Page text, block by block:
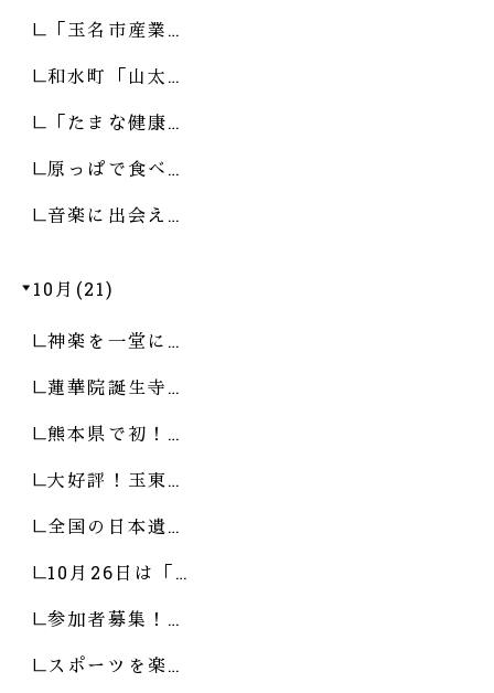
「玉名市産業…
和水町「山太…
「たまな健康…
原っぱで食べ…
音楽に出会え…
10月(21)
神楽を一堂に…
蓮華院誕生寺…
熊本県で初！…
大好評！玉東…
全国の日本遺…
10月26日は「…
参加者募集！…
スポーツを楽…